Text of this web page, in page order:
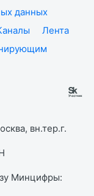
данных
Лента
вн.тер.г.
Минцифры: